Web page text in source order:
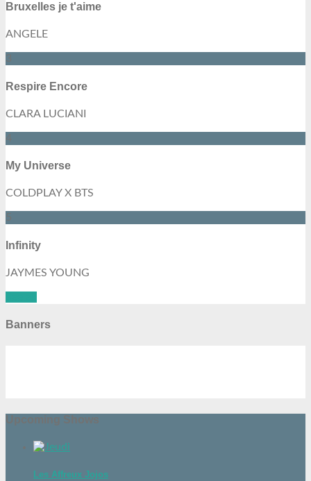
Bruxelles je t'aime
ANGELE
3
Respire Encore
CLARA LUCIANI
4
My Universe
COLDPLAY X BTS
5
Infinity
JAYMES YOUNG
Banners
Upcoming Shows
Les Affreux Jojos